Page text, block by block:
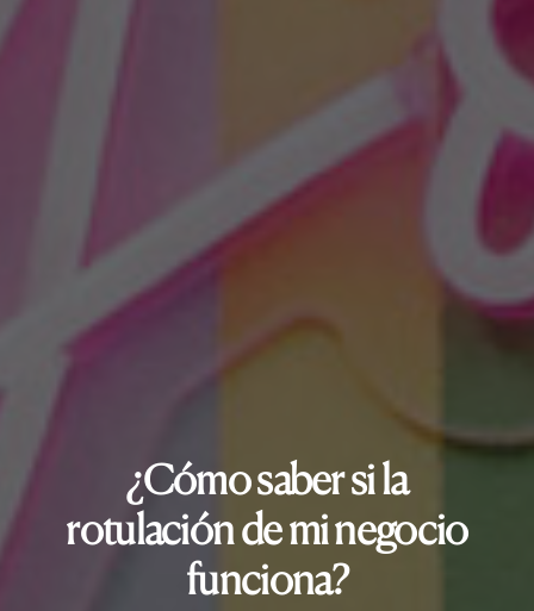
¿Cómo saber si la
rotulación de mi negocio
funciona?